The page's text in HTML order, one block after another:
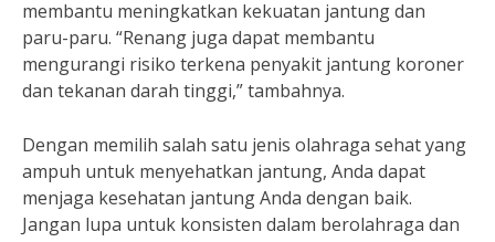
membantu meningkatkan kekuatan jantung dan
paru-paru. “Renang juga dapat membantu
mengurangi risiko terkena penyakit jantung koroner
dan tekanan darah tinggi,” tambahnya.
Dengan memilih salah satu jenis olahraga sehat yang
ampuh untuk menyehatkan jantung, Anda dapat
menjaga kesehatan jantung Anda dengan baik.
Jangan lupa untuk konsisten dalam berolahraga dan